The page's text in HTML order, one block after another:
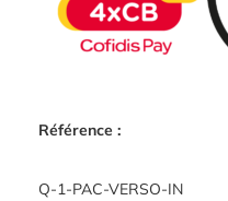
Référence :
Q-1-PAC-VERSO-IN